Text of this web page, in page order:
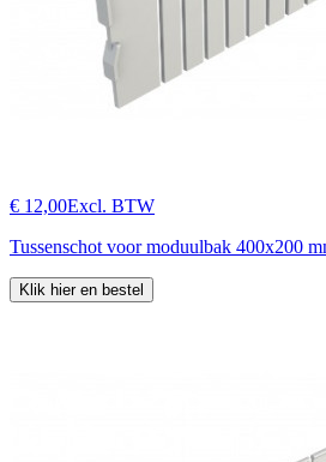
€ 12,00Excl. BTW
Tussenschot voor moduulbak 400x200
Klik hier en bestel